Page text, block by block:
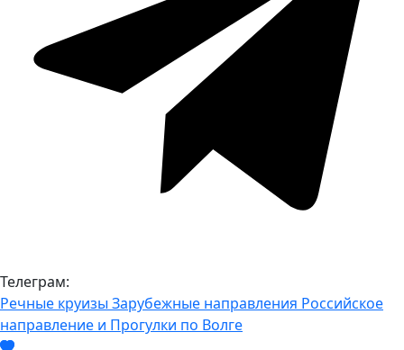
Телеграм:
Речные круизы Зарубежные направления Российское
направление и Прогулки по Волге